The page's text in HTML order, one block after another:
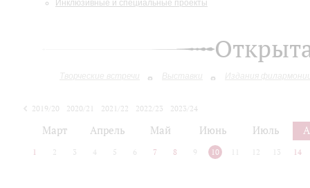
Инклюзивные и специальные проекты
Творческие встречи Выставки Издания
2019/20 2020/21 2021/22 2022/23
2023/24
Март Апрель Май Июнь Июль
1 2 3 4 5 6 7 8 9 10 12 13 14